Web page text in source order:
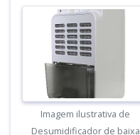
Imagem ilustrativa de
Desumidificador de baixa